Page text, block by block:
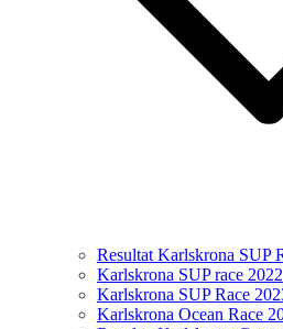
Resultat Karlskrona SUP
Karlskrona SUP race 2022
Karlskrona SUP Race
Karlskrona Ocean Race